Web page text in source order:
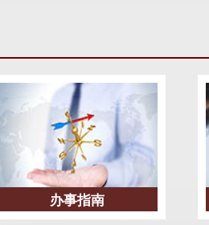
办事指南